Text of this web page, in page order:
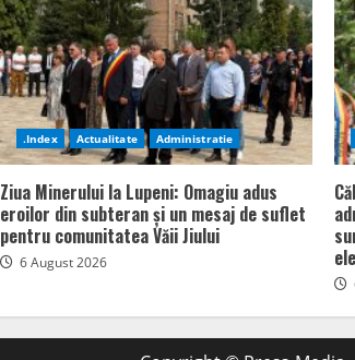
.Index Actualitate Administratie
Ziua Minerului la Lupeni: Omagiu adus
eroilor din subteran și un mesaj de suflet
pentru comunitatea Văii Jiului
6 August 2026